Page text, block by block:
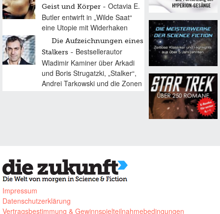
Geist und Körper
Octavia E.
Butler entwirft in „Wilde Saat“
eine Utopie mit Widerhaken
Die Aufzeichnungen eines
Stalkers
Bestsellerautor
Wladimir Kaminer über Arkadi
und Boris Strugatzki, „Stalker“,
Andrei Tarkowski und die Zonen
Impressum
Datenschutzerklärung
Vertragsbestimmung & Gewinnspielteilnahmebedingungen